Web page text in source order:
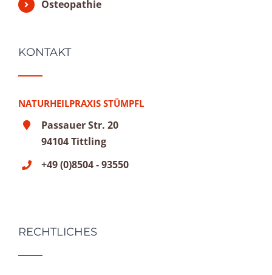
Osteopathie
KONTAKT
NATURHEILPRAXIS STÜMPFL
Passauer Str. 20
94104 Tittling
+49 (0)8504 - 93550
RECHTLICHES